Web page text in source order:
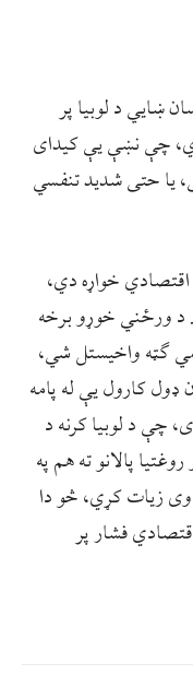
ښایي د لوبیا پر
چې نښې یې کیدای
یا حتی شدید تنفسي
اقتصادي خواړه دي،
د ورځني خوړو برخه
ګټه واخیستل شي،
ډول کارول يې له پامه
چې د لوبیا کرنه د
پالانو ته هم په
زیات کړي، څو دا
فشار پر